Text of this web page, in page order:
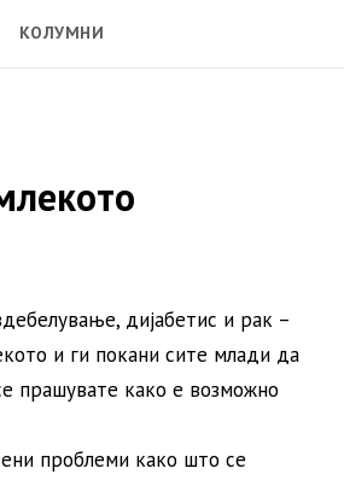
КОЛУМНИ
дијабетис и рак –
и ги покани сите млади да
прашувате како е возможно
проблеми како што се